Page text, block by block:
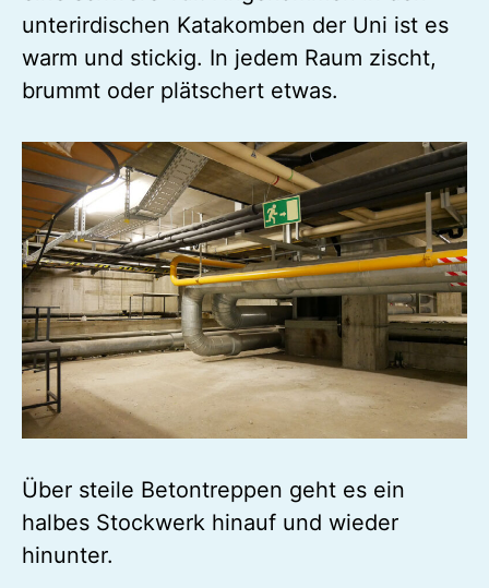
unterirdischen Katakomben der Uni ist es
warm und stickig. In jedem Raum zischt,
brummt oder plätschert etwas.
Über steile Betontreppen geht es ein
halbes Stockwerk hinauf und wieder
hinunter.